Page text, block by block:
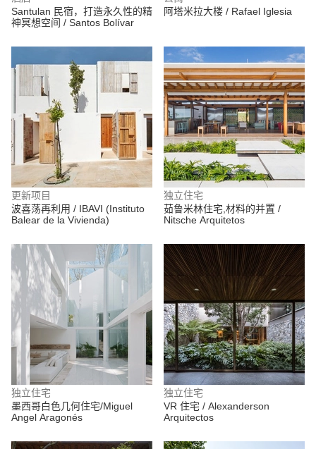
Santulan 民宿，打造永久性的精
神冥想空间 / Santos Bolívar
阿塔米拉大楼 / Rafael Iglesia
更新项目
波喜荡再利用 / IBAVI (Instituto
Balear de la Vivienda)
独立住宅
茹鲁米林住宅,材料的并置 /
Nitsche Arquitetos
独立住宅
墨西哥白色几何住宅/Miguel
Angel Aragonés
独立住宅
VR 住宅 / Alexanderson
Arquitectos